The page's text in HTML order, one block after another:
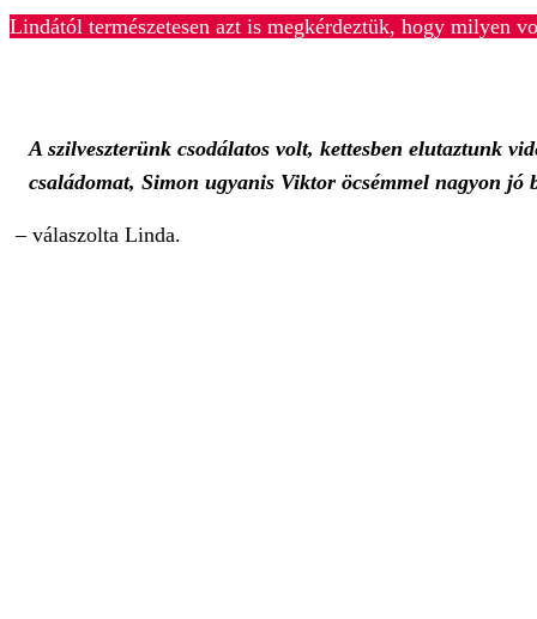
Lindától természetesen azt is megkérdeztük, hogy milyen
A szilveszterünk csodálatos volt, kettesben elutaztunk
családomat, Simon ugyanis Viktor öcsémmel nagyon jó
– válaszolta Linda.